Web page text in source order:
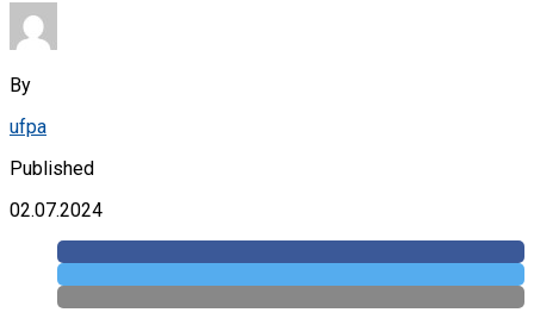
By
ufpa
Published
02.07.2024